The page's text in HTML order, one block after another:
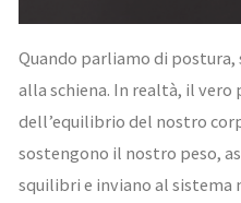
dipendenti"
Quando parliamo di
alla schiena. In realtà, il
dell’equilibrio del nostro
sostengono il nostro peso,
squilibri e inviano al sistema